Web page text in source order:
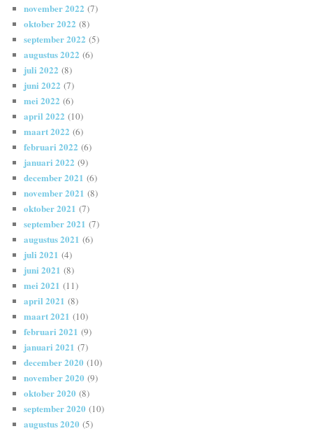
november 2022 (7)
oktober 2022 (8)
september 2022 (5)
augustus 2022 (6)
juli 2022 (8)
juni 2022 (7)
mei 2022 (6)
april 2022 (10)
maart 2022 (6)
februari 2022 (6)
januari 2022 (9)
december 2021 (6)
november 2021 (8)
oktober 2021 (7)
september 2021 (7)
augustus 2021 (6)
juli 2021 (4)
juni 2021 (8)
mei 2021 (11)
april 2021 (8)
maart 2021 (10)
februari 2021 (9)
januari 2021 (7)
december 2020 (10)
november 2020 (9)
oktober 2020 (8)
september 2020 (10)
augustus 2020 (5)